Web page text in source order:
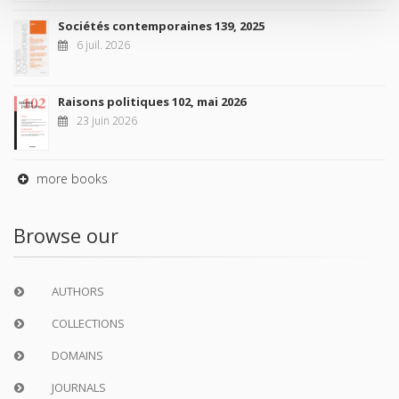
Sociétés contemporaines 139, 2025
6 juil. 2026
Raisons politiques 102, mai 2026
23 juin 2026
more books
Browse our
AUTHORS
COLLECTIONS
DOMAINS
JOURNALS